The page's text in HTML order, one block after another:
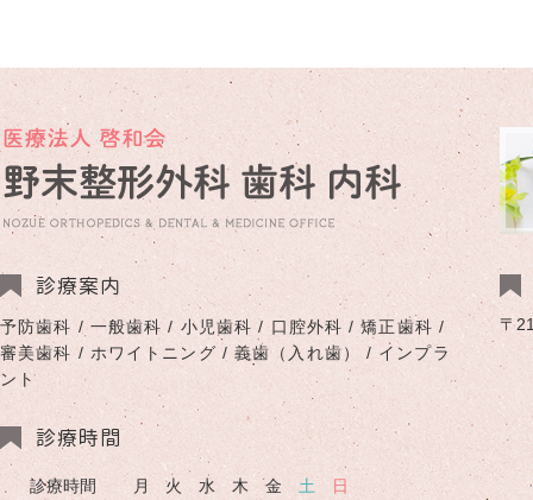
診療案内
予防歯科 / 一般歯科 / 小児歯科 / 口腔外科 / 矯正歯科 /
審美歯科 / ホワイトニング / 義歯（入れ歯） / インプラ
ント
診療時間
診療時間 月 火 水 木 金 土 日
〒